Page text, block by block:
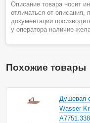
Описание товара носит
отличаться от описания,
документации
у оператора наличие
Похожие товары
Душевая
Wasser